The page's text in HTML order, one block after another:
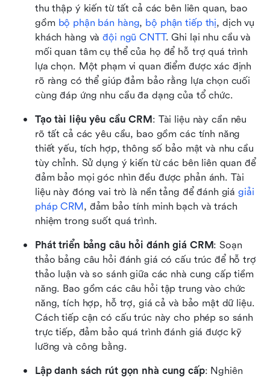
thu thập ý kiến từ tất cả các bên liên quan, bao
gồm bộ phận bán hàng, bộ phận tiếp thị, dịch vụ
khách hàng và đội ngũ CNTT. Ghi lại nhu cầu và
mối quan tâm cụ thể của họ để hỗ trợ quá trình
lựa chọn. Một phạm vi quan điểm được xác định
rõ ràng có thể giúp đảm bảo rằng lựa chọn cuối
cùng đáp ứng nhu cầu đa dạng của tổ chức.
Tạo tài liệu yêu cầu CRM: Tài liệu này cần nêu
rõ tất cả các yêu cầu, bao gồm các tính năng
thiết yếu, tích hợp, thông số bảo mật và nhu cầu
tùy chỉnh. Sử dụng ý kiến từ các bên liên quan để
đảm bảo mọi góc nhìn đều được phản ánh. Tài
liệu này đóng vai trò là nền tảng để đánh giá giải
pháp CRM, đảm bảo tính minh bạch và trách
nhiệm trong suốt quá trình.
Phát triển bảng câu hỏi đánh giá CRM: Soạn
thảo bảng câu hỏi đánh giá có cấu trúc để hỗ trợ
thảo luận và so sánh giữa các nhà cung cấp tiềm
năng. Bao gồm các câu hỏi tập trung vào chức
năng, tích hợp, hỗ trợ, giá cả và bảo mật dữ liệu.
Cách tiếp cận có cấu trúc này cho phép so sánh
trực tiếp, đảm bảo quá trình đánh giá được kỹ
lưỡng và công bằng.
Lập danh sách rút gọn nhà cung cấp: Nghiên